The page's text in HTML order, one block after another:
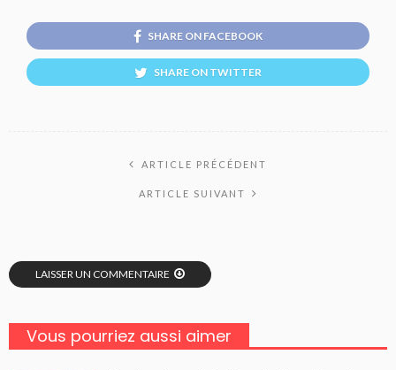
SHARE ON FACEBOOK
SHARE ON TWITTER
ARTICLE PRÉCÉDENT
ARTICLE SUIVANT
LAISSER UN COMMENTAIRE
Vous pourriez aussi aimer